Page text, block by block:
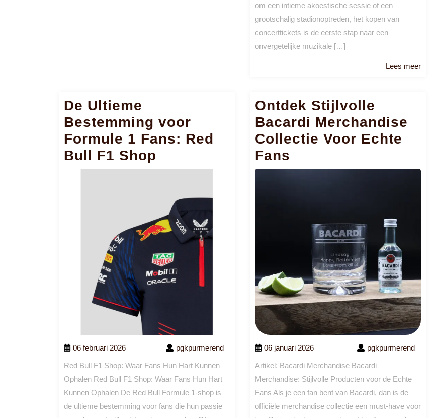
om een intieme akoestische sessie of een
grootschalig stadionoptreden, het kopen van
concerttickets is de eerste stap naar een
onvergetelijke muzikale […]
Lees meerLees
De Ultieme
Bestemming voor
Formule 1 Fans: Red
Bull F1 Shop
06 februari 2026 pgkpurmerend
Red Bull F1 Shop: Waar Fans Hun Hart Kunnen
Ophalen Red Bull F1 Shop: Waar Fans Hun Hart
Kunnen Ophalen De Red Bull Formule 1-shop is
de ultieme bestemming voor fans die hun passie
Ontdek Stijlvolle
Bacardi Merchandise
Collectie Voor Echte
Fans
06 januari 2026 pgkpurmerend
Artikel: Bacardi Merchandise Bacardi
Merchandise: Stijlvolle Producten voor de Echte
Fans Als je een fan bent van Bacardi, dan is de
officiële merchandise collectie een must-have voor